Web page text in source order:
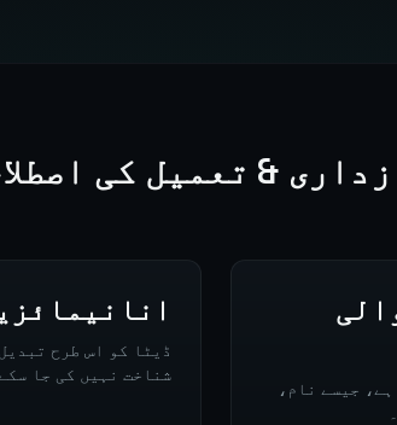
& تعمیل کی
جیسے نام،
ڈیٹا کو اس طرح
شناخت نہیں کی جا